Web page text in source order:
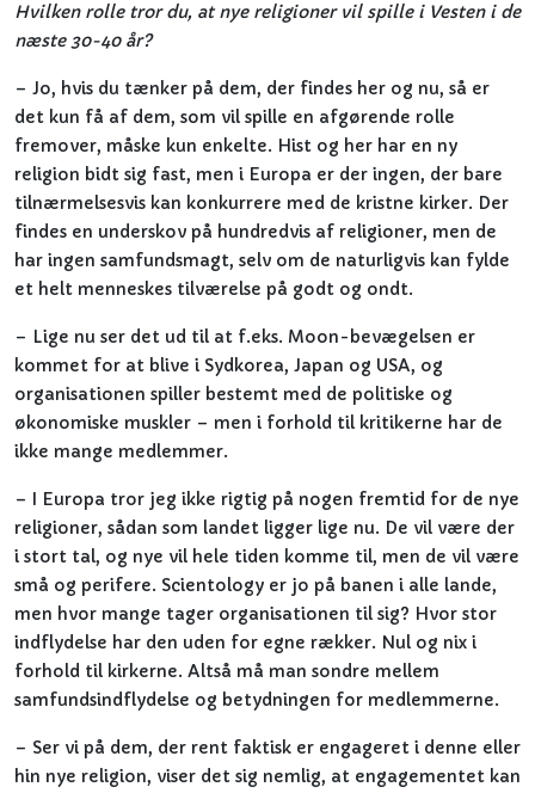
Hvilken rolle tror du, at nye religioner vil spille i Vesten i de
næste 30-40 år?
– Jo, hvis du tænker på dem, der findes her og nu, så er
det kun få af dem, som vil spille en afgørende rolle
fremover, måske kun enkelte. Hist og her har en ny
religion bidt sig fast, men i Europa er der ingen, der bare
tilnærmelsesvis kan konkurrere med de kristne kirker. Der
findes en underskov på hundredvis af religioner, men de
har ingen samfundsmagt, selv om de naturligvis kan fylde
et helt menneskes tilværelse på godt og ondt.
– Lige nu ser det ud til at f.eks. Moon-bevægelsen er
kommet for at blive i Sydkorea, Japan og USA, og
organisationen spiller bestemt med de politiske og
økonomiske muskler – men i forhold til kritikerne har de
ikke mange medlemmer.
– I Europa tror jeg ikke rigtig på nogen fremtid for de nye
religioner, sådan som landet ligger lige nu. De vil være der
i stort tal, og nye vil hele tiden komme til, men de vil være
små og perifere. Scientology er jo på banen i alle lande,
men hvor mange tager organisationen til sig? Hvor stor
indflydelse har den uden for egne rækker. Nul og nix i
forhold til kirkerne. Altså må man sondre mellem
samfundsindflydelse og betydningen for medlemmerne.
– Ser vi på dem, der rent faktisk er engageret i denne eller
hin nye religion, viser det sig nemlig, at engagementet kan